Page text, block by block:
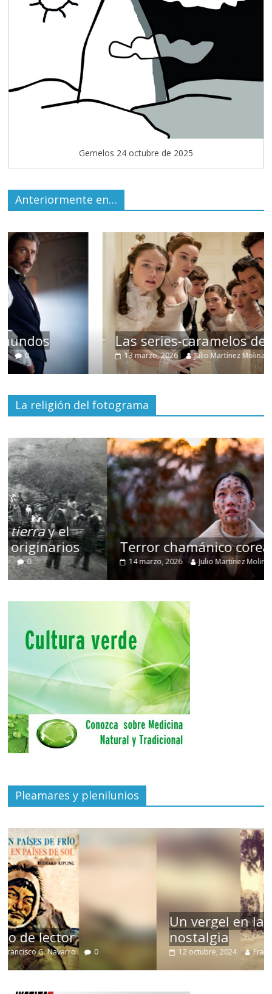
Gemelos 24 octubre de 2025
Anteriormente en…
Las series-caramelos de Shondaland
13 marzo, 2026 Julio Martínez Molina 0
La religión del fotograma
Terror chamánico coreano
14 marzo, 2026 Julio Martínez Molina 0
Pleamares y plenilunios
Un vergel en las nieblas de la
nostalgia
12 octubre, 2024 Francisco G. Navarro 0